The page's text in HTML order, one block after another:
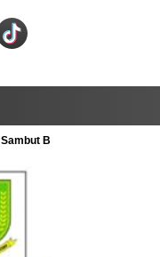
Baik Pra Verval KRS